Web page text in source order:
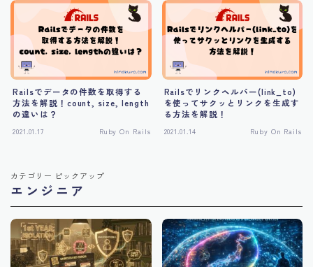
Railsでデータの件数を取得する
方法を解説！count, size, length
の違いは？
2021.01.17 Ruby On Rails
Railsでリンクヘルパー(link_to)
を使ってサクッとリンクを生成す
る方法を解説！
2021.01.14 Ruby On Rails
カテゴリー ピックアップ
エンジニア